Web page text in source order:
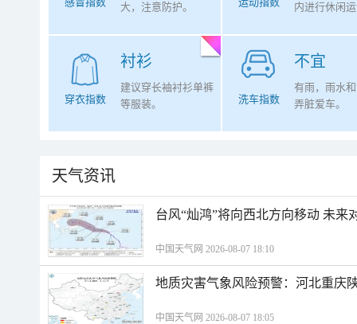
大，注意防护。
内进行休闲
衬衫
穿衣指数
建议穿长袖衬衫单裤
等服装。
不宜
洗车指数
有雨，雨水
弄脏爱车。
天气资讯
台风“灿鸿”将向西北方向移动 未来
中国天气网 2026-08-07 18:10
地质灾害气象风险预警：河北重庆
中国天气网 2026-08-07 18:05